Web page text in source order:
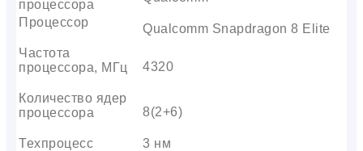
процессора
Процессор
Qualcomm Snapdragon 8 Elite
Частота
процессора, МГц
4320
Количество ядер
процессора
8(2+6)
Техпроцесс
3 нм